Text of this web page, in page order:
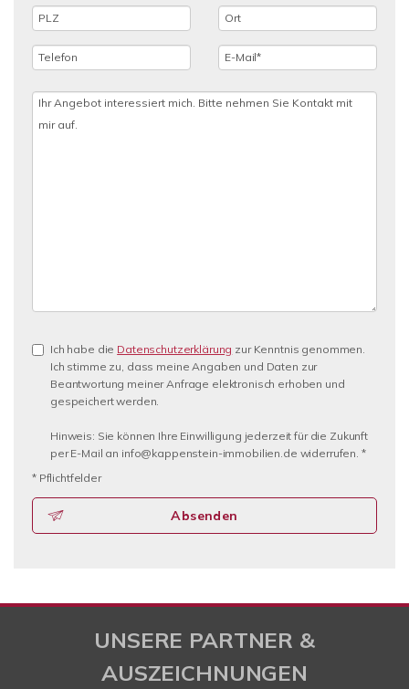
Ich habe die Datenschutzerklärung zur Kenntnis genommen.
Ich stimme zu, dass meine Angaben und Daten zur
Beantwortung meiner Anfrage elektronisch erhoben und
gespeichert werden.
Hinweis: Sie können Ihre Einwilligung jederzeit für die Zukunft
per E-Mail an info@kappenstein-immobilien.de widerrufen. *
* Pflichtfelder
Absenden
UNSERE PARTNER &
AUSZEICHNUNGEN